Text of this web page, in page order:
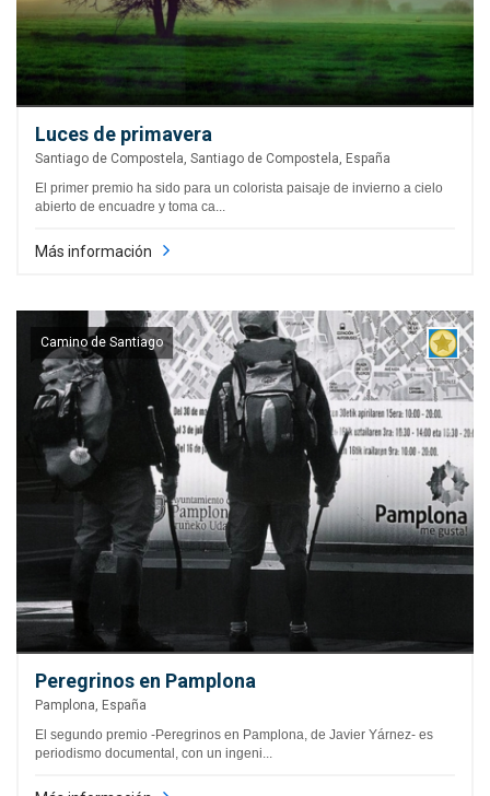
Luces de primavera
Santiago de Compostela, Santiago de Compostela, España
El primer premio ha sido para un colorista paisaje de invierno a cielo
abierto de encuadre y toma ca...
Más información
Camino de Santiago
Peregrinos en Pamplona
Pamplona, España
El segundo premio -Peregrinos en Pamplona, de Javier Yárnez- es
periodismo documental, con un ingeni...